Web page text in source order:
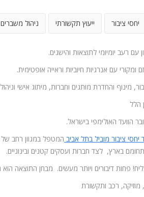
יחסי ציבור ייעוץ תקשורתי ניהול משברים
ומקורי עם אנרגיות חיוביות וראייה אופטימית.
מינוף והחדרת מותגים וחברות, מיתוג אישי וניהול
הלל
הוועד האולימפי בישראל.
ציבור מוביל בתל אביב המטפל במגוון רחב של
בארץ, לצד חברות ועסקים קטנים ובינוניים.
פחות דיבורים ויותר מעשים. מבחן התוצאה הוא
מוזיקה, רכב ותקשורת